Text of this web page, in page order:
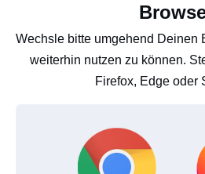
Wechsle bitte umgehend Deinen
weiterhin nutzen zu können.
Firefox, Edge oder